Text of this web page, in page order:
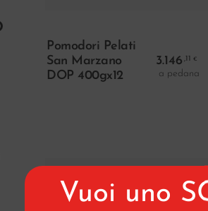
Pomodori Pelati
San Marzano
DOP 400gx12
3.146 ,11 €
a pedana
Vuoi uno